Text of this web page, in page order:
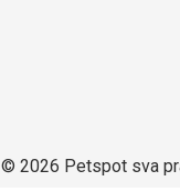
© 2026 Petspot